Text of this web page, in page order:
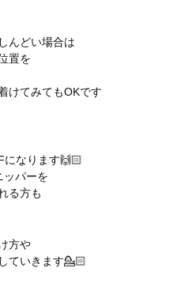
んどい場合は
置を
けてみてもOKです
になります🙌🏻
ッパーを
る方も
方や
ていきます💁🏻